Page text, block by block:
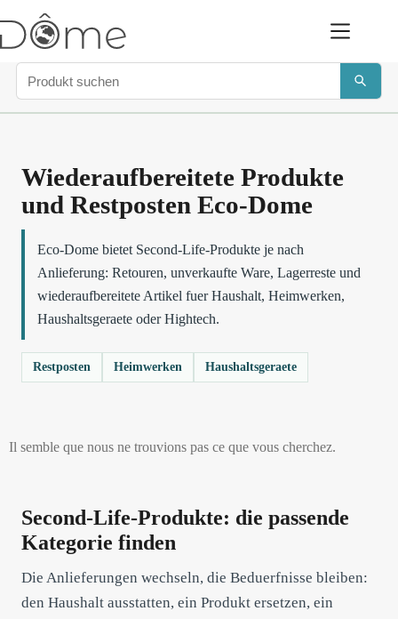
Wiederaufbereitete Produkte
und Restposten Eco-Dome
Eco-Dome bietet Second-Life-Produkte je nach
Anlieferung: Retouren, unverkaufte Ware, Lagerreste und
wiederaufbereitete Artikel fuer Haushalt, Heimwerken,
Haushaltsgeraete oder Hightech.
Restposten Heimwerken Haushaltsgeraete
Il semble que nous ne trouvions pas ce que vous cherchez.
Second-Life-Produkte: die passende
Kategorie finden
Die Anlieferungen wechseln, die Beduerfnisse bleiben:
den Haushalt ausstatten, ein Produkt ersetzen, ein